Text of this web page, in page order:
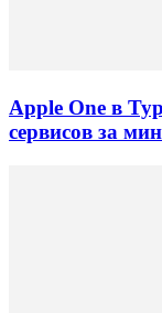
Apple One в
сервисов за